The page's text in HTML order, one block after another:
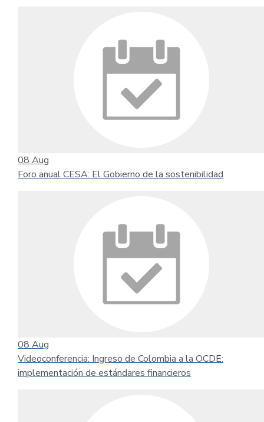
08 Aug
Foro anual CESA: El Gobierno de la sostenibilidad
08 Aug
Videoconferencia: Ingreso de Colombia a la OCDE:
implementación de estándares financieros